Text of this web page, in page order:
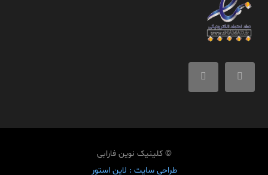
© کلینیک نوین فارابی
طراحی سایت : لاین استور